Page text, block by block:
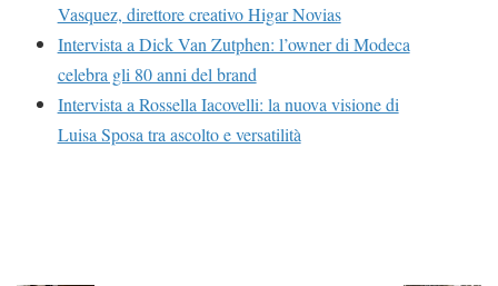
Vasquez, direttore creativo Higar Novias
Intervista a Dick Van Zutphen: l’owner di Modeca
celebra gli 80 anni del brand
Intervista a Rossella Iacovelli: la nuova visione di
Luisa Sposa tra ascolto e versatilità